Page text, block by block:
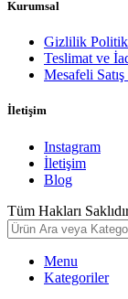
Kurumsal
Gizlilik
Teslimat ve
Mesafeli
İletişim
Instagram
İletişim
Blog
Tüm Hakları
Menu
Kategoriler